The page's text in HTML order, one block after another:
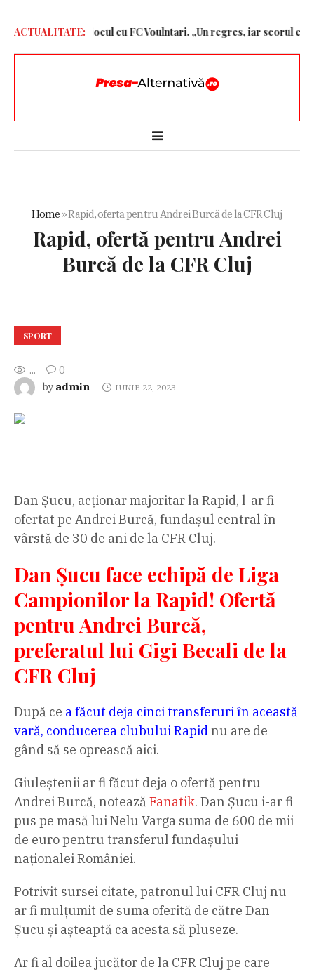
ACTUALITATE:
dură după jocul cu FC Voulntari. „Un regres, iar scorul e
Home »Rapid, ofertă pentru Andrei Burcă de la CFR Cluj
Rapid, ofertă pentru Andrei
Burcă de la CFR Cluj
SPORT
...
0
by admin IUNIE 22, 2023
Dan Șucu, acționar majoritar la Rapid, l-ar fi
ofertat pe Andrei Burcă, fundașul central în
vârstă de 30 de ani de la CFR Cluj.
Dan Șucu face echipă de Liga
Campionilor la Rapid! Ofertă
pentru Andrei Burcă,
preferatul lui Gigi Becali de la
CFR Cluj
După ce a făcut deja cinci transferuri în această
vară, conducerea clubului Rapidnu are de
gând să se oprească aici.
Giuleștenii ar fi făcut deja o ofertă pentru
Andrei Burcă, noteazăFanatik. Dan Șucu i-ar fi
pus pe masă lui Nelu Varga suma de 600 de mii
de euro pentru transferul fundașului
naționalei României.
Potrivit sursei citate, patronul lui CFR Cluj nu
ar fi mulțumit de suma oferită de către Dan
Șucu și așteaptă ca acesta să pluseze.
Ar fi al doilea jucător de la CFR Cluj pe care